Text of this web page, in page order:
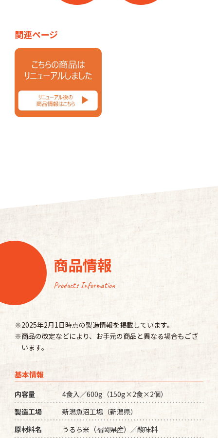
関連ページ
商品情報
Products Information
※2025年2月1日時点の製造情報を掲載しています。
※商品の改定などにより、お手元の商品と異なる場合もござ
います。
基本情報
内容量
4食入／600g（150g×2食×2個）
製造工場
新潟魚沼工場（新潟県）
原材料名
うるち米（福岡県産）／酸味料